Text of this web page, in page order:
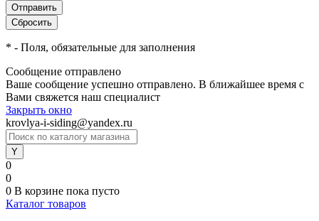
* - Поля, обязательные для заполнения
Сообщение отправлено
Ваше сообщение успешно отправлено. В ближайшее время с
Вами свяжется наш специалист
Закрыть окно
krovlya-i-siding@yandex.ru
0
0
0 В корзине пока пусто
Каталог товаров